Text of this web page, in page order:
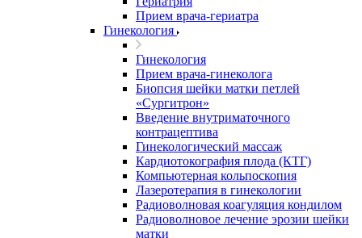
Прием врача-гериатра
Гинекология
Гинекология
Прием врача-гинеколога
Биопсия шейки матки петлей
«Сургитрон»
Введение внутриматочного
контрацептива
Гинекологический массаж
Кардиотокография плода (КТГ)
Компьютерная кольпоскопия
Лазеротерапия в гинекологии
Радиоволновая коагуляция кондилом
Радиоволновое лечение эрозии шейки
матки